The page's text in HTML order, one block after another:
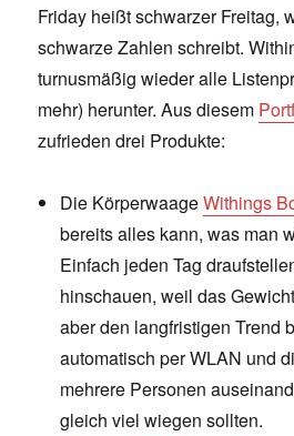
Friday heißt schwarzer Freitag,
schwarze Zahlen schreibt.
turnusmäßig wieder alle
mehr) herunter. Aus diesem
zufrieden drei Produkte:
Die KörperwaageWithings
bereits alles kann, was man
Einfach jeden Tag
hinschauen, weil das
aber den langfristigen Trend
automatisch per WLAN und
mehrere Personen
gleich viel wiegen sollten.